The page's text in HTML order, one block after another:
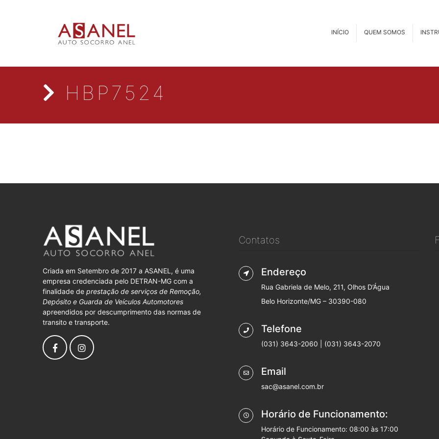
INÍCIO QUEM SOMOS
HBP7524
Criada em Setembro de 2017 a ASANEL, é uma
empresa credenciada pelo DETRAN-MG com a
finalidade de prestação de serviços de Remoção,
Depósito e Guarda de Veículos Automotores
apreendidos por descumprimento das normas de
transito e transporte.
Contatos
Endereço
Rua Gabriela de Melo, 211, Olhos D’Água
Belo Horizonte/MG – 30390-080
Telefone
(031) 3643-2060 | (031) 3643-2070
Email
sac@asanel.com.br
Horário de Funcionamento:
Horário de Funcionamento: 08:00 às 17:00